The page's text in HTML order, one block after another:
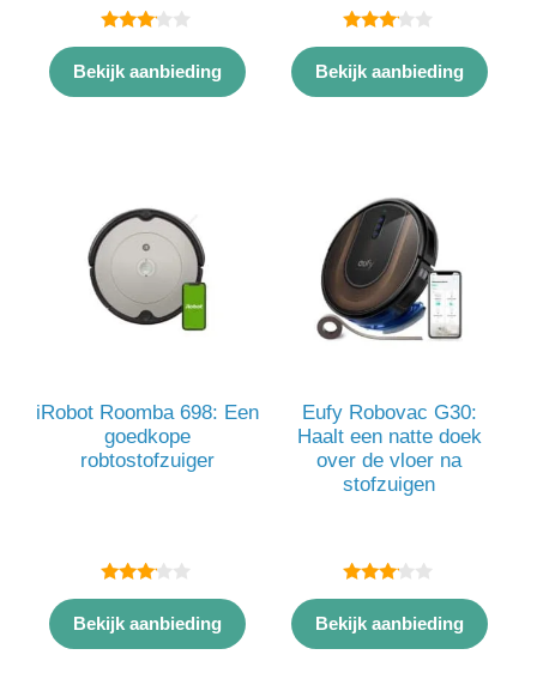
3.00
van 5
Bekijk aanbieding
3.00
van 5
Bekijk aanbieding
iRobot Roomba 698: Een
goedkope
robtostofzuiger
3.00
van 5
Bekijk aanbieding
Eufy Robovac G30:
Haalt een natte doek
over de vloer na
stofzuigen
3.00
van 5
Bekijk aanbieding